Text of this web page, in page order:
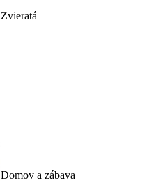
Zvieratá
Domov a zábava